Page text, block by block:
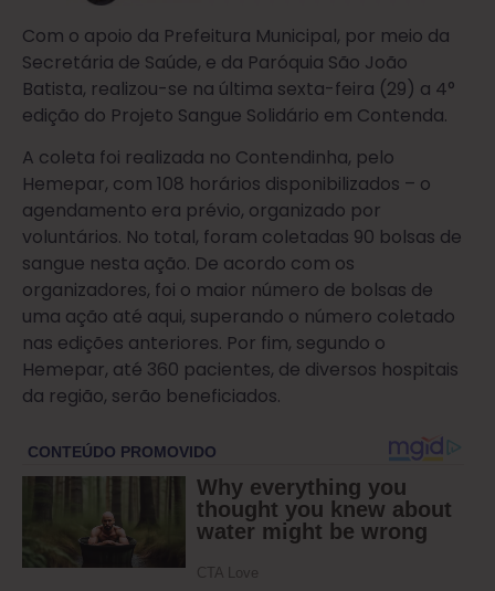
Com o apoio da Prefeitura Municipal, por meio da
Secretária de Saúde, e da Paróquia São João
Batista, realizou-se na última sexta-feira (29) a 4°
edição do Projeto Sangue Solidário em Contenda.
A coleta foi realizada no Contendinha, pelo
Hemepar, com 108 horários disponibilizados – o
agendamento era prévio, organizado por
voluntários. No total, foram coletadas 90 bolsas de
sangue nesta ação. De acordo com os
organizadores, foi o maior número de bolsas de
uma ação até aqui, superando o número coletado
nas edições anteriores. Por fim, segundo o
Hemepar, até 360 pacientes, de diversos hospitais
da região, serão beneficiados.